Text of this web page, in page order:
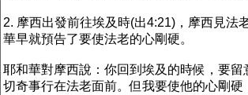
2. 摩西出發前往埃及時(出4:21)，摩西見法
華早就預告了要使法老的心剛硬。
耶和華對摩西說：你回到埃及的時候，要留
切奇事行在法老面前。但我要使他的心剛硬